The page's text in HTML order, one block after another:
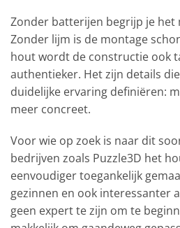
Zonder batterijen begrijp je het
Zonder lijm is de montage
hout wordt de constructie ook
authentieker. Het zijn details
duidelijke ervaring definiëren:
meer concreet.
Voor wie op zoek is naar dit
bedrijven zoals Puzzle3D het
eenvoudiger toegankelijk
gezinnen en ook interessanter
geen expert te zijn om te